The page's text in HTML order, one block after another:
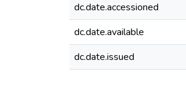
dc.date.accessioned
dc.date.available
dc.date.issued